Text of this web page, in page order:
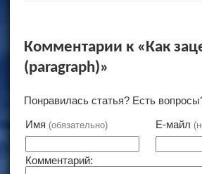
Комментарии к «Как
(paragraph)»
Понравилась статья? Есть
Имя (обязательно) Е-майл
Комментарий: